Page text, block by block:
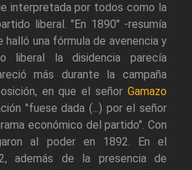
interpretada por todos como la
liberal. "En 1890" -resumía
halló una fórmula de avenencia y
liberal la disidencia parecía
más durante la campaña
en que el señor Gamazo
"fuese dada (...) por el señor
económico del partido". Con
al poder en 1892. En el
además de la presencia de